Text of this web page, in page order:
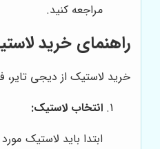
مراجعه کنید.
راهنمای خرید
خرید لاستیک از دیجی تایر،
انتخاب لاستیک:
ابتدا باید لاستیک